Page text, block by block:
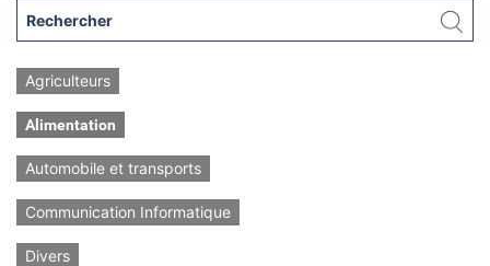
Agriculteurs
Alimentation
Automobile et transports
Communication Informatique
Divers